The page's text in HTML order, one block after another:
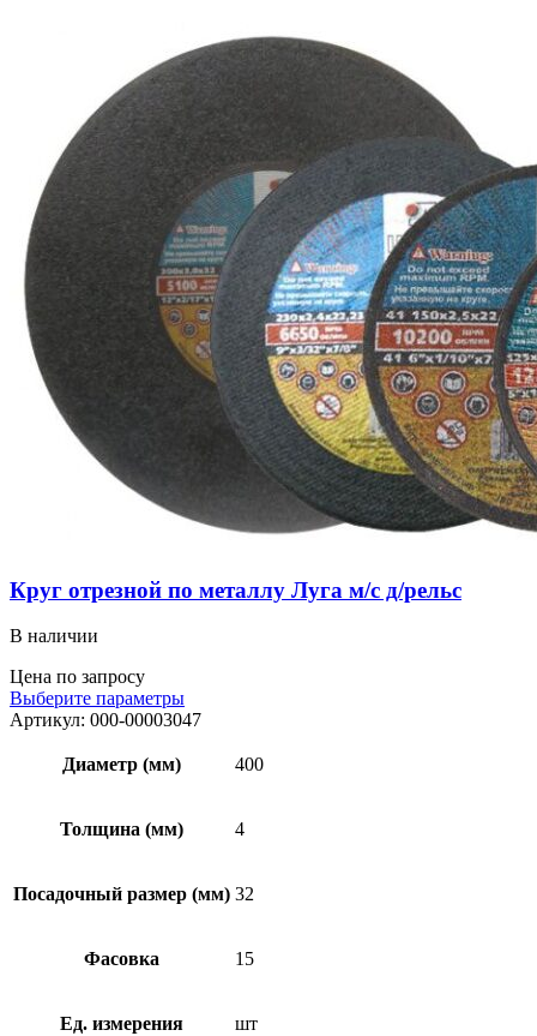
Круг отрезной по металлу Луга м/с д/рельс
В наличии
Цена по запросу
Выберите параметры
Артикул: 000-00003047
Диаметр (мм) 400
Толщина (мм) 4
Посадочный размер (мм) 32
Фасовка 15
Ед. измерения шт